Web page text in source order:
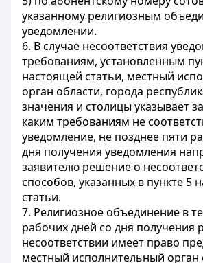
указанному религиозным
уведомлении.
6. В случае несоответствия
требованиям, установленным
настоящей статьи, местный
орган области, города
значения и столицы указывает
каким требованиям не
уведомление, не позднее пяти
дня получения уведомления
заявителю решение о
способов, указанных в пункте 5
статьи.
7. Религиозное объединение в
рабочих дней со дня получения
несоответствии имеет право
местный исполнительный орган